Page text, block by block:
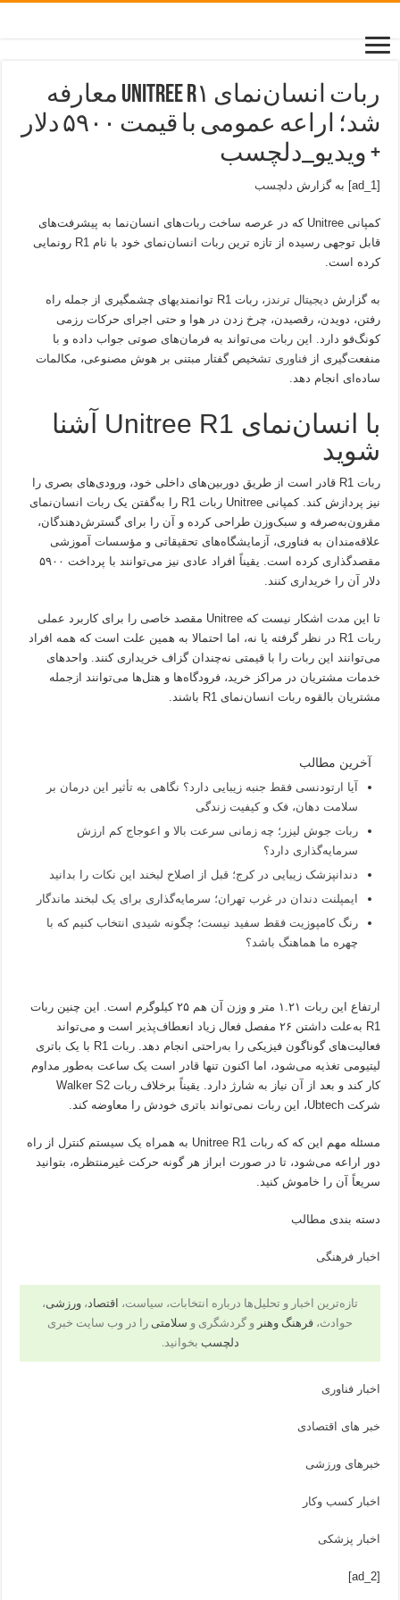
ربات انسان‌نمای Unitree R۱ معارفه
شد؛ اراعه عمومی با قیمت ۵۹۰۰ دلار
+ ویدیو_دلچسب
[ad_1] به گزارش دلچسب
کمپانی Unitree که در عرصه ساخت ربات‌های انسان‌نما به پیشرفت‌های
قابل توجهی رسیده از تازه ترین ربات انسان‌نمای خود با نام R1 رونمایی
کرده است.
به گزارش دیجیتال ترندز
، ربات R1 توانمندیهای چشمگیری از جمله راه
رفتن، دویدن، رقصیدن، چرخ زدن در هوا و حتی اجرای حرکات رزمی
کونگ‌فو دارد. این ربات می‌تواند به فرمان‌های صوتی جواب داده و با
منفعت‌گیری ازفناوری تشخیص گفتار مبتنی بر هوش مصنوعی، مکالمات
ساده‌ای انجام دهد.
با انسان‌نمای Unitree R1 آشنا
شوید
ربات R1 قادر است از طریق دوربین‌های داخلی خود، ورودی‌های بصری را
نیز پردازش کند. کمپانی Unitree ربات R1 را به‌گفتن یک ربات انسان‌نمای
مقرون‌به‌صرفه و سبک‌وزن طراحی کرده و آن را برای گسترش‌دهندگان،
علاقه‌مندان به فناوری، آزمایشگاه‌های تحقیقاتی و مؤسسات آموزشی
مقصد‌گذاری کرده است. یقیناً افراد عادی نیز می‌توانند با پرداخت ۵۹۰۰
دلار آن را خریداری کنند.
تا این مدت اشکار نیست که Unitree مقصد خاصی را برای کاربرد عملی
ربات R1 در نظر گرفته یا نه، اما احتمالا به همین علت است که همه افراد
می‌توانند این ربات را با قیمتی نه‌چندان گزاف خریداری کنند. واحدهای
خدمات مشتریان در مراکز خرید، فرودگاه‌ها و هتل‌ها می‌‌توانند ازجمله
مشتریان بالقوه ربات انسان‌نمای R1 باشند.
آخرین مطالب
آیا ارتودنسی فقط جنبه زیبایی دارد؟ نگاهی به تأثیر این درمان بر
سلامت دهان، فک و کیفیت زندگی
ربات جوش لیزر؛ چه زمانی سرعت بالا و اعوجاج کم ارزش
سرمایه‌گذاری دارد؟
دندانپزشک زیبایی در کرج؛ قبل از اصلاح لبخند این نکات را بدانید
ایمپلنت دندان در غرب تهران؛ سرمایه‌گذاری برای یک لبخند ماندگار
رنگ کامپوزیت فقط سفید نیست؛ چگونه شیدی انتخاب کنیم که با
چهره ما هماهنگ باشد؟
ارتفاع این ربات ۱.۲۱ متر و وزن آن هم ۲۵ کیلوگرم است. این چنین ربات
R1 به‌علت داشتن ۲۶ مفصل فعال زیاد انعطاف‌پذیر است و می‌تواند
فعالیت‌های گوناگون فیزیکی را به‌راحتی انجام دهد. ربات R1 با یک باتری
لیتیومی تغذیه می‌شود، اما اکنون تنها قادر است یک ساعت به‌طور مداوم
کار کند و بعد از آن نیاز به شارژ دارد. یقیناً برخلاف ربات Walker S2
شرکت Ubtech، این ربات نمی‌تواند باتری خودش را معاوضه کند.
مسئله مهم این که که ربات Unitree R1 به همراه یک سیستم کنترل از راه
دور اراعه می‌شود، تا در صورت ابراز هر گونه حرکت غیرمنتظره، بتوانید
سریعاً آن را خاموش کنید.
دسته بندی مطالب
اخبار فرهنگی
تازه‌ترین اخبار و تحلیل‌ها درباره انتخابات، سیاست، اقتصاد، ورزشی،
حوادث، فرهنگ وهنر و گردشگری و سلامتی را در وب سایت خبری
دلچسب بخوانید.
اخبار فناوری
خبر های اقتصادی
خبرهای ورزشی
اخبار کسب وکار
اخبار پزشکی
[ad_2]